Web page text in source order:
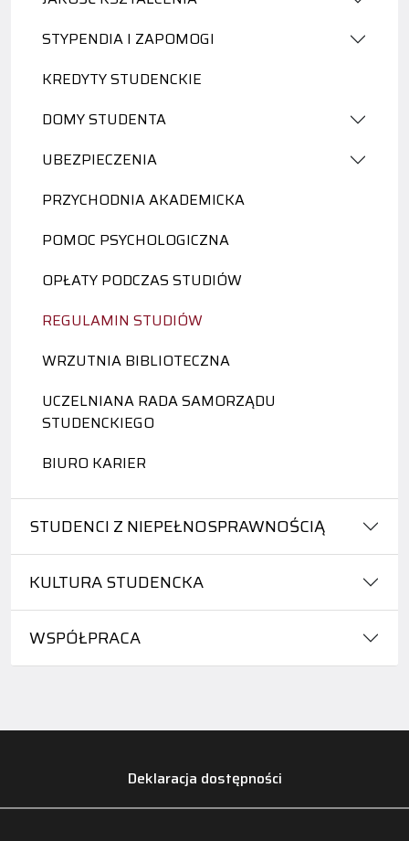
STYPENDIA I ZAPOMOGI
KREDYTY STUDENCKIE
DOMY STUDENTA
UBEZPIECZENIA
PRZYCHODNIA AKADEMICKA
POMOC PSYCHOLOGICZNA
OPŁATY PODCZAS STUDIÓW
REGULAMIN STUDIÓW
WRZUTNIA BIBLIOTECZNA
UCZELNIANA RADA SAMORZĄDU
STUDENCKIEGO
BIURO KARIER
STUDENCI Z NIEPEŁNOSPRAWNOŚCIĄ
KULTURA STUDENCKA
WSPÓŁPRACA
Deklaracja dostępności